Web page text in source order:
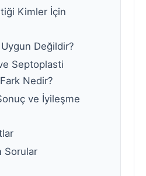
Kimler İçin
Değildir?
Septoplasti
Nedir?
ve İyileşme
Sorular